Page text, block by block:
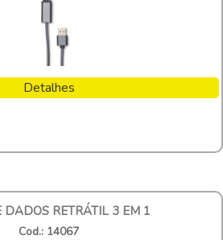
Detalhes
DADOS RETRÁTIL 3 EM 1
Cod.: 14067